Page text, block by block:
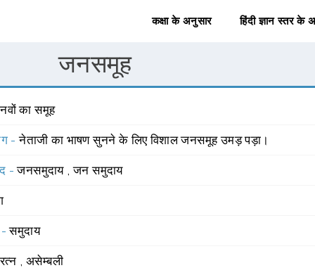
कक्षा के अनुसार हिंदी ज्ञान स्तर के
जनसमूह
का समूह
-नेताजी का भाषण सुनने के लिए विशाल जनसमूह उमड़ पड़ा।
-जनसमुदाय ,जन समुदाय
-समुदाय
,असेम्बली